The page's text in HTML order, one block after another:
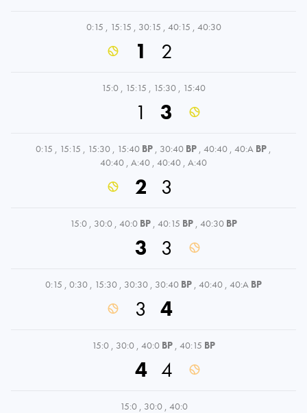
0:15 , 15:15 , 30:15 , 40:15 , 40:30
1 2
15:0 , 15:15 , 15:30 , 15:40
1 3
0:15 , 15:15 , 15:30 , 15:40 BP , 30:40 BP , 40:40 , 40:A BP ,
40:40 , A:40 , 40:40 , A:40
2 3
15:0 , 30:0 , 40:0 BP , 40:15 BP , 40:30 BP
3 3
0:15 , 0:30 , 15:30 , 30:30 , 30:40 BP , 40:40 , 40:A BP
3 4
15:0 , 30:0 , 40:0 BP , 40:15 BP
4 4
15:0 , 30:0 , 40:0